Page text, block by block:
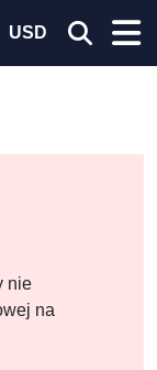
USD
nie
na